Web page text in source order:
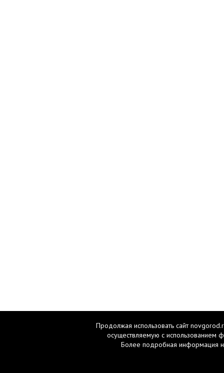
Продолжая использовать сайт
осуществляемую с использованием
Более подробная информация